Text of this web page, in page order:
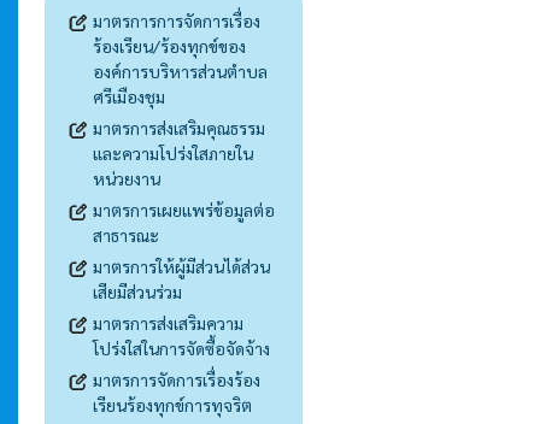
มาตรการการจัดการเรื่อง
ร้องเรียน/ร้องทุกข์ของ
องค์การบริหารส่วนตำบล
ศรีเมืองชุม
มาตรการส่งเสริมคุณธรรม
และความโปร่งใสภายใน
หน่วยงาน
มาตรการเผยแพร่ข้อมูลต่อ
สาธารณะ
มาตรการให้ผู้มีส่วนได้ส่วน
เสียมีส่วนร่วม
มาตรการส่งเสริมความ
โปร่งใสในการจัดซื้อจัดจ้าง
มาตรการจัดการเรื่องร้อง
เรียนร้องทุกข์การทุจริต